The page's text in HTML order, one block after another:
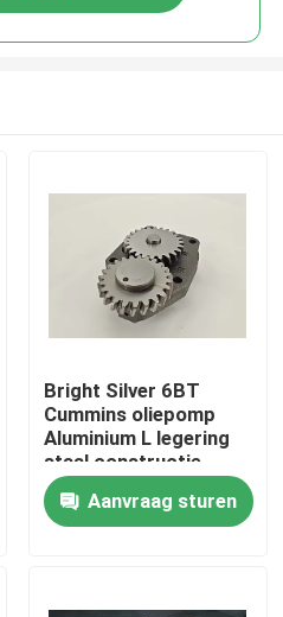
Bright Silver 6BT
Cummins oliepomp
Aluminium L legering
staal constructie
Aanvraag sturen